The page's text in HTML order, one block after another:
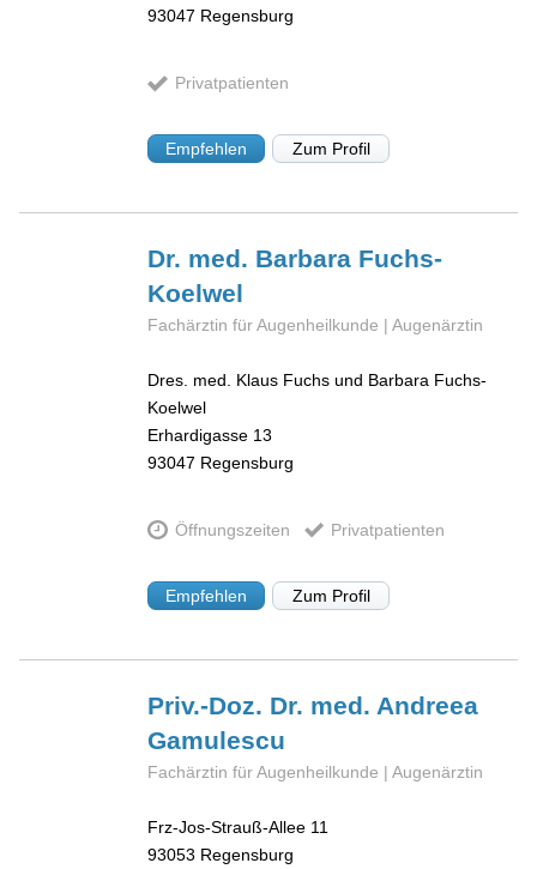
93047 Regensburg
Privatpatienten
Empfehlen Zum Profil
Dr. med. Barbara Fuchs-
Koelwel
Fachärztin für Augenheilkunde | Augenärztin
Dres. med. Klaus Fuchs und Barbara Fuchs-
Koelwel
Erhardigasse 13
93047 Regensburg
Öffnungszeiten Privatpatienten
Empfehlen Zum Profil
Priv.-Doz. Dr. med. Andreea
Gamulescu
Fachärztin für Augenheilkunde | Augenärztin
Frz-Jos-Strauß-Allee 11
93053 Regensburg